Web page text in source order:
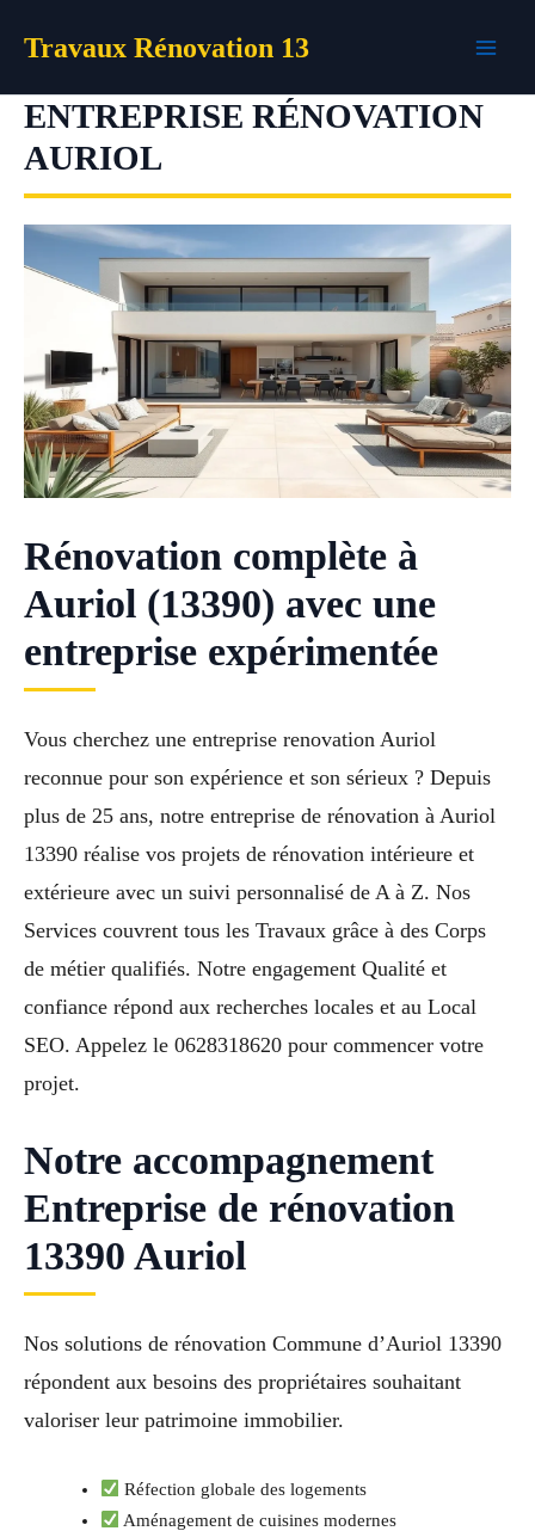
Travaux Rénovation 13
ENTREPRISE RÉNOVATION
AURIOL
Rénovation complète à
Auriol (13390) avec une
entreprise expérimentée
Vous cherchez une entreprise renovation Auriol
reconnue pour son expérience et son sérieux ? Depuis
plus de 25 ans, notre entreprise de rénovation à Auriol
13390 réalise vos projets de rénovation intérieure et
extérieure avec un suivi personnalisé de A à Z. Nos
Services couvrent tous les Travaux grâce à des Corps
de métier qualifiés. Notre engagement Qualité et
confiance répond aux recherches locales et au Local
SEO. Appelez le 0628318620 pour commencer votre
projet.
Notre accompagnement
Entreprise de rénovation
13390 Auriol
Nos solutions de rénovation Commune d’Auriol 13390
répondent aux besoins des propriétaires souhaitant
valoriser leur patrimoine immobilier.
Réfection globale des logements
Aménagement de cuisines modernes